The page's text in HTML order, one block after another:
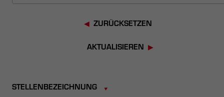
ZURÜCKSETZEN
AKTUALISIEREN
STELLENBEZEICHNUNG